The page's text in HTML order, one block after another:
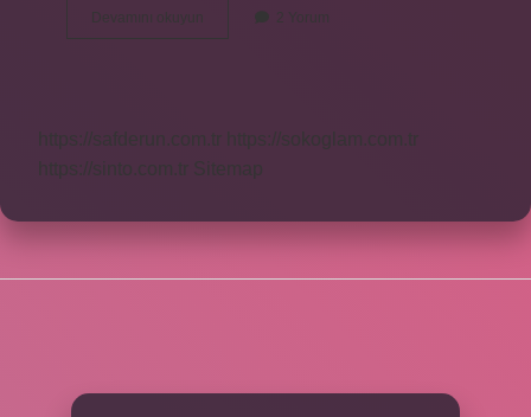
Devamını okuyun
Vergisi
2 Yorum
https://safderun.com.tr
https://sokoglam.com.tr
https://sinto.com.tr Sitemap